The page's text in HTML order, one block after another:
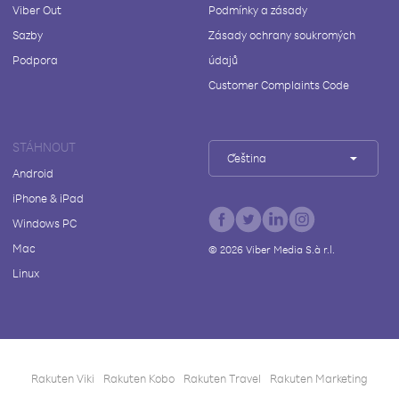
Viber Out
Sazby
Podpora
Podmínky a zásady
Zásady ochrany soukromých
údajů
Customer Complaints Code
STÁHNOUT
Android
iPhone & iPad
Windows PC
Mac
Linux
Čeština
© 2026Viber Media S.à r.l.
Rakuten Viki Rakuten Kobo Rakuten Travel Rakuten Marketing